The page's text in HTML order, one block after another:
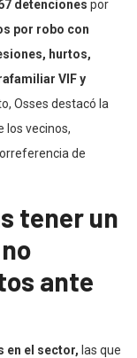
detenciones por
por robo con
hurtos,
VIF y
Osses destacó la
los vecinos,
de
tener un
ante
en el sector, las que